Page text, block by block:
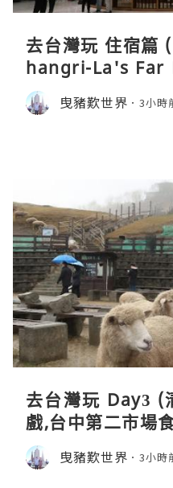
去台灣玩 住宿篇
hangri-La's Far
el, Tainan)
曳豬歎世界 3小時
去台灣玩 Day3 (
戲,台中第二市場
曳豬歎世界 3小時